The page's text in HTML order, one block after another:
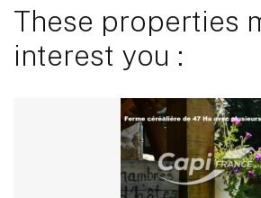
These properties
interest you :